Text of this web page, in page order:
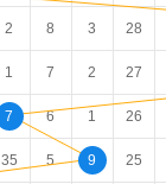
2 8 3 28
1 7 2 27
7 6 1 26
35 5 9 25